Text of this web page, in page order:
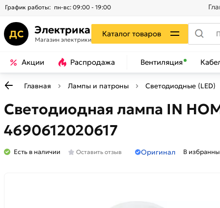
График работы: пн-вс: 09:00 - 19:00
ДС Электрика
Магазин электрики
Каталог товаров
Акции Распродажа Вентиляция
Главная Лампы и патроны Светодиодные (LED)
Светодиодная лампа IN
4690612020617
Есть в наличии Оставить отзыв Оригинал В